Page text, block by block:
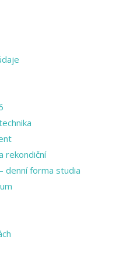
rekondiční
denní forma studia